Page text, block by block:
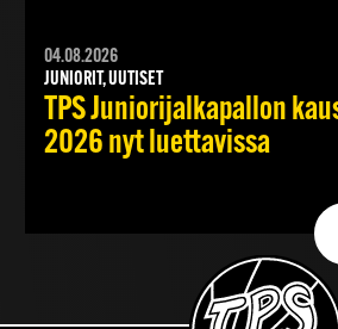
04.08.2026
JUNIORIT, UUTISET
TPS Juniorijalkapallon
2026 nyt luettavissa